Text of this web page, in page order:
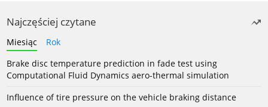
Najczęściej czytane
Miesiąc
Rok
Brake disc temperature prediction in fade test using
Computational Fluid Dynamics aero-thermal simulation
Influence of tire pressure on the vehicle braking distance